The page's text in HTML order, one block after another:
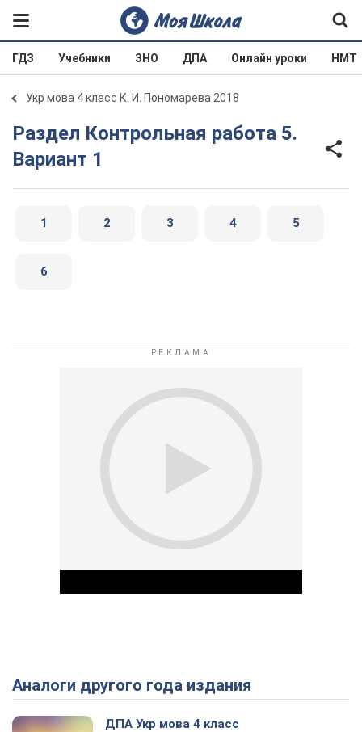
ГДЗ Учебники ЗНО ДПА Онлайн уроки НМТ
Укр мова 4 класс К. И. Пономарева 2018
Раздел Контрольная работа 5.
Вариант 1
1 2 3 4 5
6
Play Video
Аналоги другого года издания
ДПА Укр мова 4 класс